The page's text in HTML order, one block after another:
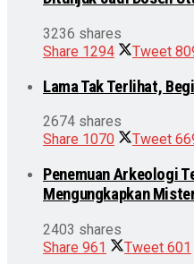
3236 shares
Share 1294 Tweet
Lama Tak Terlihat,
2674 shares
Share 1070 Tweet
Penemuan Arkeologi
Mengungkapkan
2403 shares
Share 961 Tweet 601